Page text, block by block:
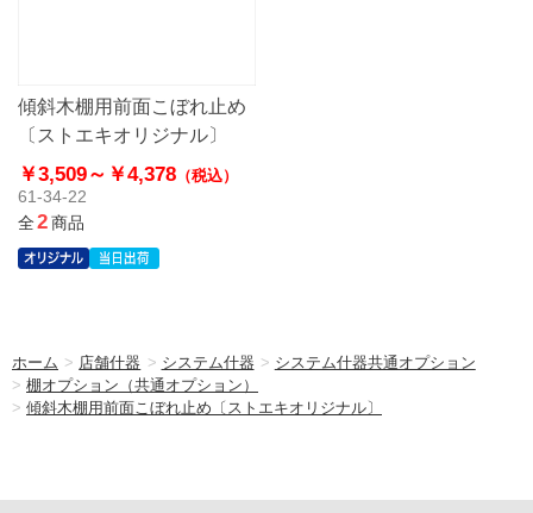
傾斜木棚用前面こぼれ止め
〔ストエキオリジナル〕
￥3,509～ ￥4,378 （税込）
61-34-22
全2商品
ホーム > 店舗什器 > システム什器 > システム什器共通オプション
> 棚オプション（共通オプション）
> 傾斜木棚用前面こぼれ止め〔ストエキオリジナル〕